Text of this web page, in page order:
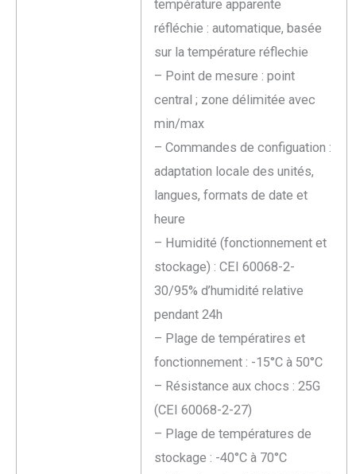
température apparente
réfléchie : automatique, basée
sur la température réflechie
– Point de mesure : point
central ; zone délimitée avec
min/max
– Commandes de configuation :
adaptation locale des unités,
langues, formats de date et
heure
– Humidité (fonctionnement et
stockage) : CEI 60068-2-
30/95% d’humidité relative
pendant 24h
– Plage de températires et
fonctionnement : -15°C à 50°C
– Résistance aux chocs : 25G
(CEI 60068-2-27)
– Plage de températures de
stockage : -40°C à 70°C